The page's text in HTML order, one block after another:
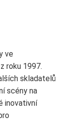
ve
roku 1997.
skladatelů
scény na
inovativní